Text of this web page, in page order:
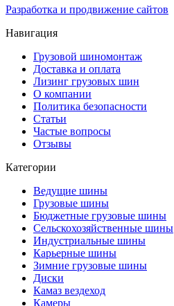
Разработка и продвижение сайтов
Навигация
Грузовой шиномонтаж
Доставка и оплата
Лизинг грузовых шин
О компании
Политика безопасности
Статьи
Частые вопросы
Отзывы
Категории
Ведущие шины
Грузовые шины
Бюджетные грузовые шины
Сельскохозяйственные шины
Индустриальные шины
Карьерные шины
Зимние грузовые шины
Диски
Камаз вездеход
Камеры